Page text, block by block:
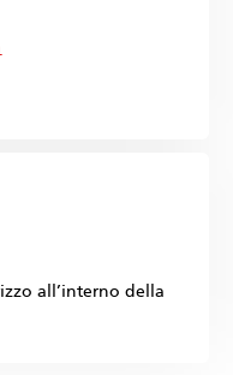
all’interno della